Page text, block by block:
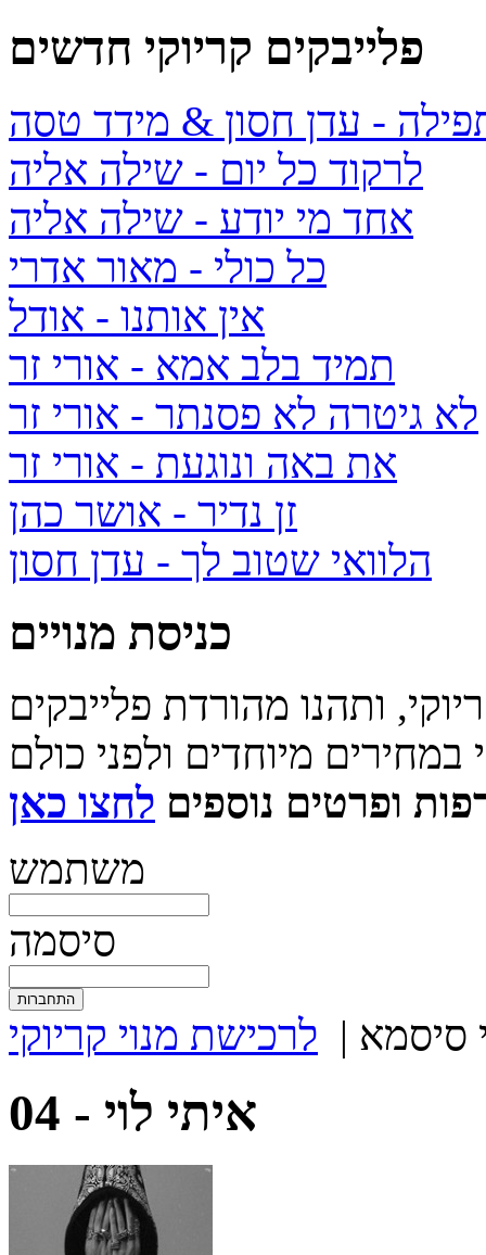
פלייבקים קריוקי חדשים
- עדן חסון & מידד טסה
לרקוד כל יום - שילה אליה
אחד מי יודע - שילה אליה
כל כולי - מאור אדרי
אין אותנו - אודל
תמיד בלב אמא - אורי זר
לא גיטרה לא פסנתר - אורי זר
את באה ונוגעת - אורי זר
זן נדיר - אושר כהן
הלוואי שטוב לך - עדן חסון
כניסת מנויים
ותהנו מהורדת פלייבקים
ופרטים נוספים
משתמש
סיסמה
סיסמא | לרכישת מנוי קריוקי
04 - איתי לוי